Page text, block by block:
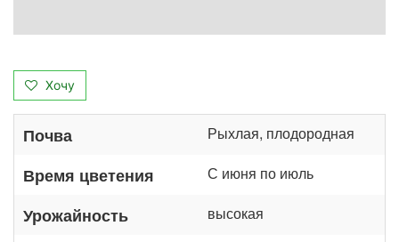
Хочу
Почва Рыхлая, плодородная
Время цветения С июня по июль
Урожайность высокая